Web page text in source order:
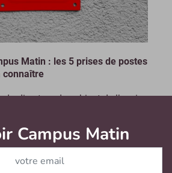
Matin : les 5 prises de postes
connaître
directeur de cabinet de l’ancien
d’établissements...
Campus Matin